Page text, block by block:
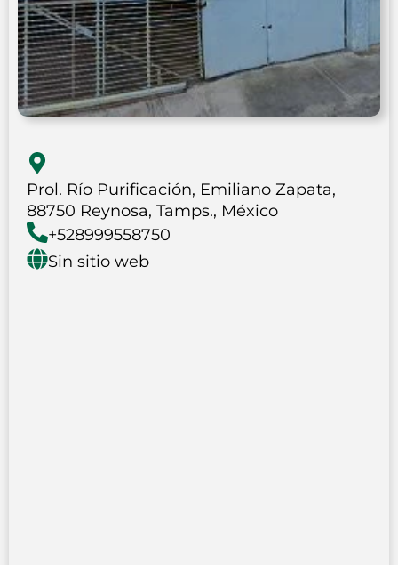
Prol. Río Purificación, Emiliano Zapata,
88750 Reynosa, Tamps., México
+528999558750
Sin sitio web